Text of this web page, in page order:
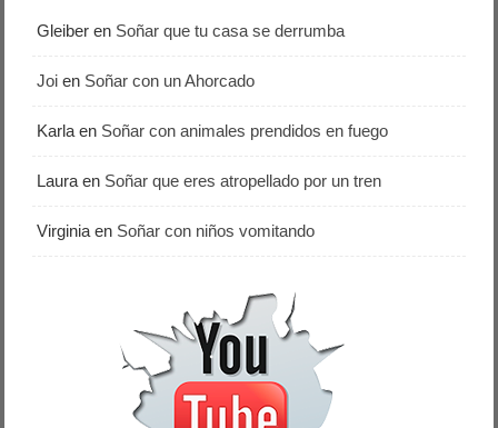
Gleiber en Soñar que tu casa se derrumba
Joi en Soñar con un Ahorcado
Karla en Soñar con animales prendidos en fuego
Laura en Soñar que eres atropellado por un tren
Virginia en Soñar con niños vomitando